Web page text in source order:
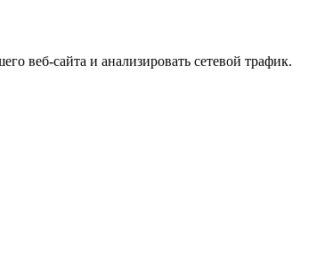
веб-сайта и анализировать сетевой трафик.